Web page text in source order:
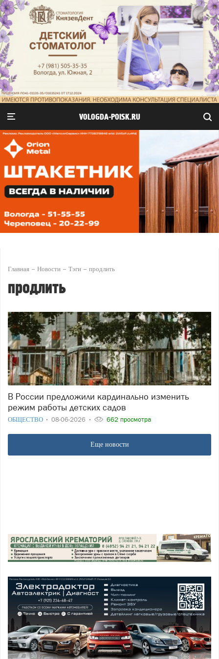
VOLOGDA-POISK.RU
Главная Новости Тэги продлить
продлить
В России предложили кардинально изменить
режим работы детских садов
ОБЩЕСТВО 08-06-2026 662 просмотра
Еще новости